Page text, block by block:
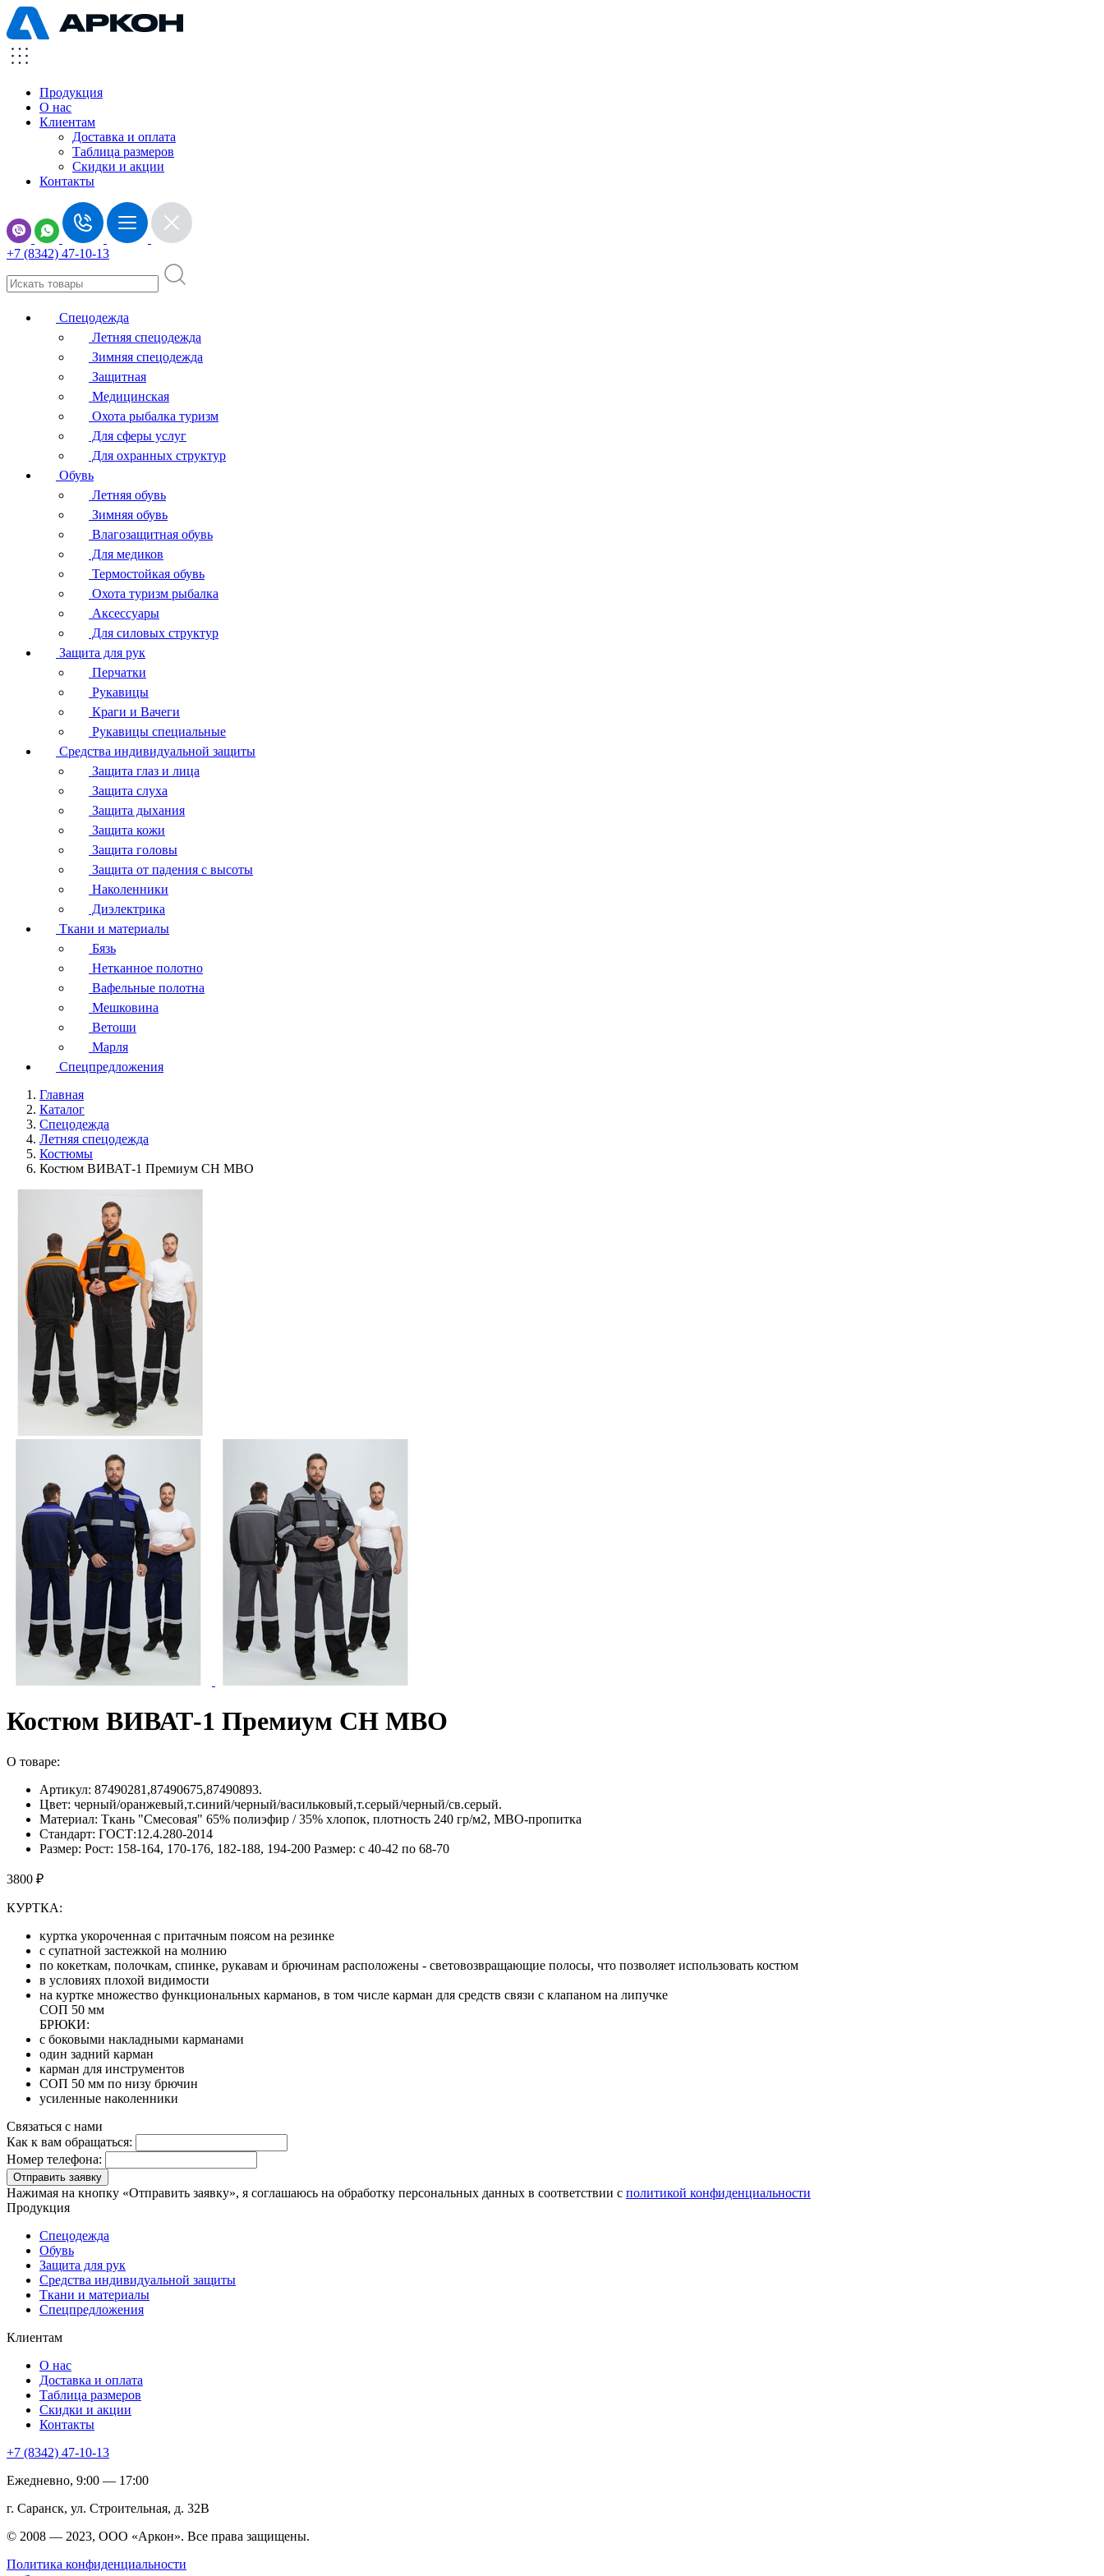
Продукция
О нас
Клиентам
Доставка и оплата
Таблица размеров
Скидки и акции
Контакты
+7 (8342) 47-10-13
Спецодежда
Летняя спецодежда
Зимняя спецодежда
Защитная
Медицинская
Охота рыбалка туризм
Для сферы услуг
Для охранных структур
Обувь
Летняя обувь
Зимняя обувь
Влагозащитная обувь
Для медиков
Термостойкая обувь
Охота туризм рыбалка
Аксессуары
Для силовых структур
Защита для рук
Перчатки
Рукавицы
Краги и Вачеги
Рукавицы специальные
Средства индивидуальной защиты
Защита глаз и лица
Защита слуха
Защита дыхания
Защита кожи
Защита головы
Защита от падения с высоты
Наколенники
Диэлектрика
Ткани и материалы
Бязь
Нетканное полотно
Вафельные полотна
Мешковина
Ветоши
Марля
Спецпредложения
Главная
Каталог
Спецодежда
Летняя спецодежда
Костюмы
Костюм ВИВАТ-1 Премиум CH МВО
Костюм ВИВАТ-1 Премиум CH МВО
О товаре:
Артикул: 87490281,87490675,87490893.
Цвет: черный/оранжевый,т.синий/черный/васильковый,т.серый/черный/св.серый.
Материал: Ткань "Смесовая" 65% полиэфир / 35% хлопок, плотность 240 гр/м2, МВО-пропитка
Стандарт: ГОСТ:12.4.280-2014
Размер: Рост: 158-164, 170-176, 182-188, 194-200 Размер: с 40-42 по 68-70
3800 ₽
КУРТКА:
куртка укороченная с притачным поясом на резинке
с супатной застежкой на молнию
по кокеткам, полочкам, спинке, рукавам и брючинам расположены - световозвращающие полосы, что позволяет использовать костюм
в условиях плохой видимости
на куртке множество функциональных карманов, в том числе карман для средств связи с клапаном на липучке
СОП 50 мм
БРЮКИ:
с боковыми накладными карманами
один задний карман
карман для инструментов
СОП 50 мм по низу брючин
усиленные наколенники
Связаться с нами
Как к вам обращаться:
Номер телефона:
Отправить заявку
Нажимая на кнопку «Отправить заявку», я соглашаюсь на обработку персональных данных в соответствии с политикой конфиденциальности
Продукция
Спецодежда
Обувь
Защита для рук
Средства индивидуальной защиты
Ткани и материалы
Спецпредложения
Клиентам
О нас
Доставка и оплата
Таблица размеров
Скидки и акции
Контакты
+7 (8342) 47-10-13
Ежедневно, 9:00 — 17:00
г. Саранск, ул. Строительная, д. 32В
© 2008 — 2023, ООО «Аркон». Все права защищены.
Политика конфиденциальности